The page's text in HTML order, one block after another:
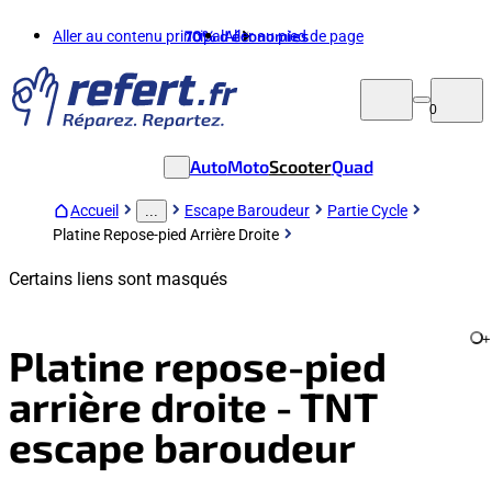
Aller au contenu principalAller au pied de page
70%d'économies
0
AutoMotoScooterQuad
Accueil Escape Baroudeur
Partie Cycle
Platine Repose-pied Arrière Droite
Certains liens sont masqués
Platine repose-pied
arrière droite - TNT
escape baroudeur
+